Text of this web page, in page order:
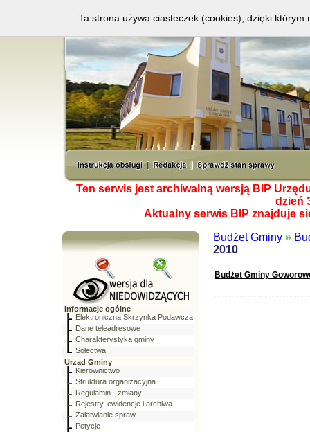
Ten serwis jest archiwalną wersją BIP
dzień
Aktualny serwis BIP znajduje
Informacje ogólne
Elektroniczna Skrzynka Podawcza
Dane teleadresowe
Charakterystyka gminy
Sołectwa
Urząd Gminy
Kierownictwo
Struktura organizacyjna
Regulamin - zmiany
Rejestry, ewidencje i archiwa
Załatwianie spraw
Petycje
Budżet Gminy »
2010
Budżet Gminy
Ta strona używa ciasteczek (cookies), dzięki którym